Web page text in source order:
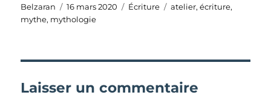
Auteur
Belzaran
Publié
le
16 mars 2020 Catégories
Écriture Étiquettes
atelier,écriture,
mythe, mythologie
Laisser un commentaire